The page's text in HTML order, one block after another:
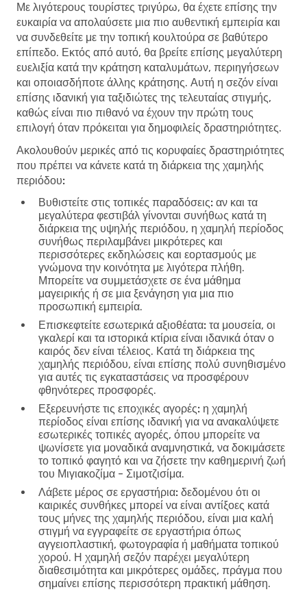
Με λιγότερους τουρίστες τριγύρω, θα έχετε επίσης την
ευκαιρία να απολαύσετε μια πιο αυθεντική εμπειρία και
να συνδεθείτε με την τοπική κουλτούρα σε βαθύτερο
επίπεδο. Εκτός από αυτό, θα βρείτε επίσης μεγαλύτερη
ευελιξία κατά την κράτηση καταλυμάτων, περιηγήσεων
και οποιασδήποτε άλλης κράτησης. Αυτή η σεζόν είναι
επίσης ιδανική για ταξιδιώτες της τελευταίας στιγμής,
καθώς είναι πιο πιθανό να έχουν την πρώτη τους
επιλογή όταν πρόκειται για δημοφιλείς δραστηριότητες.
Ακολουθούν μερικές από τις κορυφαίες δραστηριότητες
που πρέπει να κάνετε κατά τη διάρκεια της χαμηλής
περιόδου:
Βυθιστείτε στις τοπικές παραδόσεις: αν και τα
μεγαλύτερα φεστιβάλ γίνονται συνήθως κατά τη
διάρκεια της υψηλής περιόδου, η χαμηλή περίοδος
συνήθως περιλαμβάνει μικρότερες και
περισσότερες εκδηλώσεις και εορτασμούς με
γνώμονα την κοινότητα με λιγότερα πλήθη.
Μπορείτε να συμμετάσχετε σε ένα μάθημα
μαγειρικής ή σε μια ξενάγηση για μια πιο
προσωπική εμπειρία.
Επισκεφτείτε εσωτερικά αξιοθέατα: τα μουσεία, οι
γκαλερί και τα ιστορικά κτίρια είναι ιδανικά όταν ο
καιρός δεν είναι τέλειος. Κατά τη διάρκεια της
χαμηλής περιόδου, είναι επίσης πολύ συνηθισμένο
για αυτές τις εγκαταστάσεις να προσφέρουν
φθηνότερες προσφορές.
Εξερευνήστε τις εποχικές αγορές: η χαμηλή
περίοδος είναι επίσης ιδανική για να ανακαλύψετε
εσωτερικές τοπικές αγορές, όπου μπορείτε να
ψωνίσετε για μοναδικά αναμνηστικά, να δοκιμάσετε
το τοπικό φαγητό και να ζήσετε την καθημερινή ζωή
του Μιγιακοζίμα - Σιμοτζισίμα.
Λάβετε μέρος σε εργαστήρια: δεδομένου ότι οι
καιρικές συνθήκες μπορεί να είναι αντίξοες κατά
τους μήνες της χαμηλής περιόδου, είναι μια καλή
στιγμή να εγγραφείτε σε εργαστήρια όπως
αγγειοπλαστική, φωτογραφία ή μαθήματα τοπικού
χορού. Η χαμηλή σεζόν παρέχει μεγαλύτερη
διαθεσιμότητα και μικρότερες ομάδες, πράγμα που
σημαίνει επίσης περισσότερη πρακτική μάθηση.